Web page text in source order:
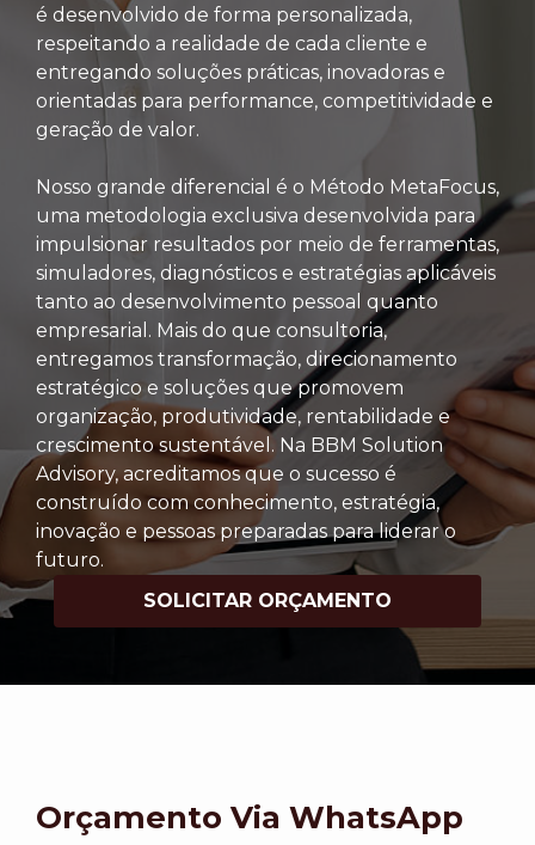
é desenvolvido de forma personalizada,
respeitando a realidade de cada cliente e
entregando soluções práticas, inovadoras e
orientadas para performance, competitividade e
geração de valor.
Nosso grande diferencial é o Método MetaFocus,
uma metodologia exclusiva desenvolvida para
impulsionar resultados por meio de ferramentas,
simuladores, diagnósticos e estratégias aplicáveis
tanto ao desenvolvimento pessoal quanto
empresarial. Mais do que consultoria,
entregamos transformação, direcionamento
estratégico e soluções que promovem
organização, produtividade, rentabilidade e
crescimento sustentável. Na BBM Solution
Advisory, acreditamos que o sucesso é
construído com conhecimento, estratégia,
inovação e pessoas preparadas para liderar o
futuro.
SOLICITAR ORÇAMENTO
Orçamento Via WhatsApp